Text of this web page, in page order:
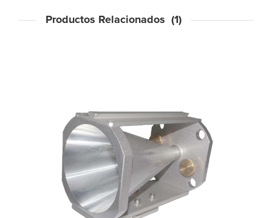
Productos Relacionados (1)